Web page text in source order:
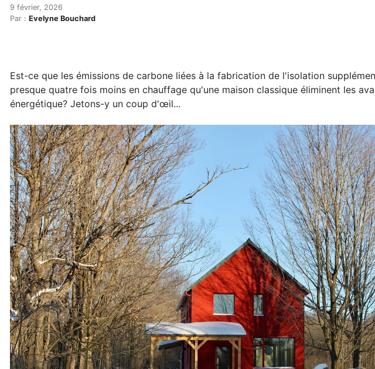
Accueil
Articles
Carbone intrinsèque et maison passive
9 février, 2026
Par : Evelyne Bouchard
Est-ce que les émissions de carbone liées à la fabrication de l'isolation
presque quatre fois moins en chauffage qu'une maison classique éliminent les
énergétique? Jetons-y un coup d'œil...